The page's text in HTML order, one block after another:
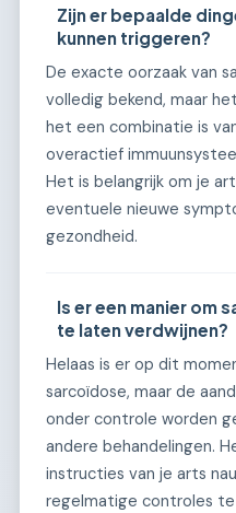
Zijn er bepaalde
kunnen triggeren?
De exacte oorzaak van
volledig bekend, maar
het een combinatie is
overactief
Het is belangrijk om je
eventuele nieuwe
gezondheid.
Is er een manier om
te laten verdwijnen?
Helaas is er op dit
sarcoïdose, maar de
onder controle worden
andere behandelingen.
instructies van je arts
regelmatige controles